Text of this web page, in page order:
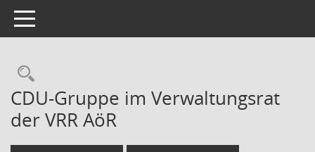
Toggle navigation
Rechercheauswahl
CDU-Gruppe im Verwaltungsrat
der VRR AöR